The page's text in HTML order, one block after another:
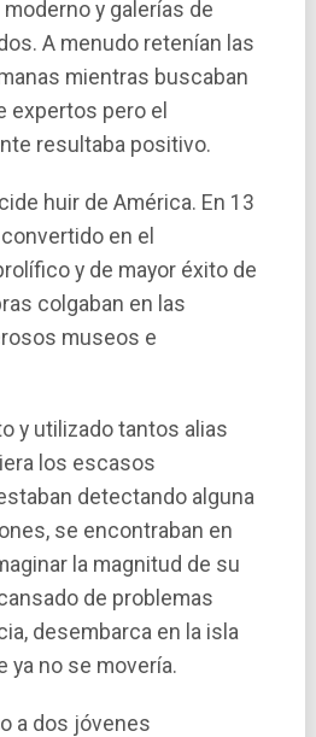
y galerí­as de
A menudo retení­an las
mientras buscaban
expertos pero el
resultaba positivo.
huir de América. En 13
en el
y de mayor éxito de
colgaban en las
museos e
y utilizado tantos alias
los escasos
detectando alguna
se encontraban en
la magnitud de su
de problemas
desembarca en la isla
ya no se movería.
a dos jóvenes